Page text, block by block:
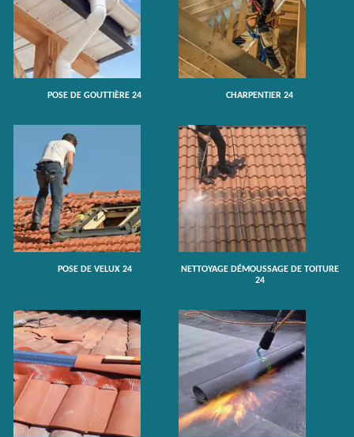
POSE DE GOUTTIÈRE 24 CHARPENTIER 24
POSE DE VELUX 24
NETTOYAGE DÉMOUSSAGE DE TOITURE
24